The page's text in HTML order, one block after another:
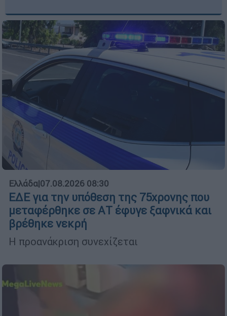
Ελλάδα|07.08.2026 08:30
ΕΔΕ για την υπόθεση της 75χρονης που
μεταφέρθηκε σε ΑΤ έφυγε ξαφνικά και
βρέθηκε νεκρή
Η προανάκριση συνεχίζεται